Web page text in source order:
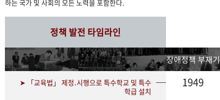
하는 국가 및 사회의 모든 노력을 포함한다.
정책 발전 타임라인
장애정책 부재기
➤ 「교육법」 제정․시행으로 특수학교 및 특수
학급 설치
1949